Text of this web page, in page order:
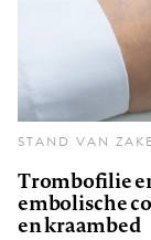
STAND VAN
Trombofilie
embolische
en kraambed